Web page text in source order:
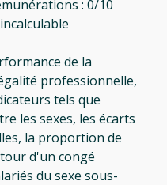
: 0/10
de la
professionnelle,
tels que
les sexes, les écarts
la proportion de
d'un congé
du sexe sous-